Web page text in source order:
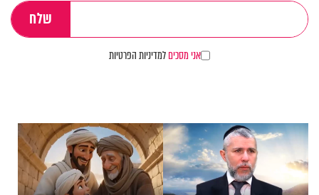
אני מסכיםלמדיניות הפרטיות